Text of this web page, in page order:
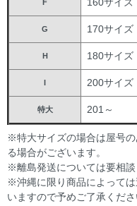
F
G 170サイズ
H 180サイズ
I 200サイズ
特大 201～
※特大サイズの場合は屋号
る場合がございます。
※離島発送については要相談
※沖縄に限り商品によって
いますので予めご了承くださ